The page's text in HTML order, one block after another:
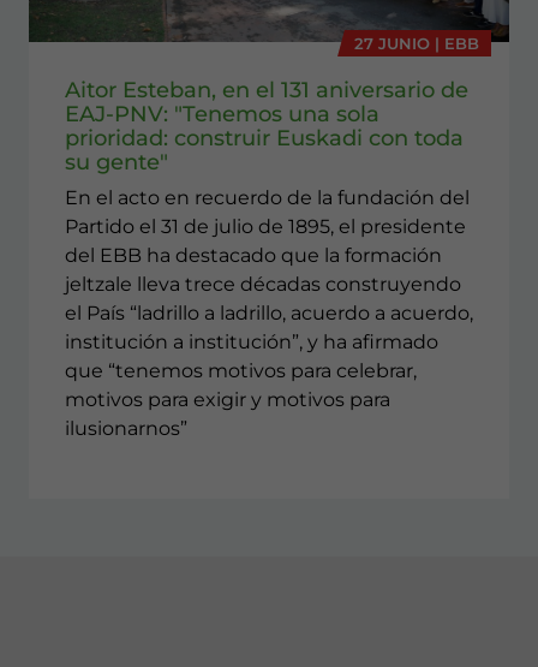
27 JUNIO | EBB
Aitor Esteban, en el 131 aniversario de
EAJ-PNV: "Tenemos una sola
prioridad: construir Euskadi con toda
su gente"
En el acto en recuerdo de la fundación del
Partido el 31 de julio de 1895, el presidente
del EBB ha destacado que la formación
jeltzale lleva trece décadas construyendo
el País “ladrillo a ladrillo, acuerdo a acuerdo,
institución a institución”, y ha afirmado
que “tenemos motivos para celebrar,
motivos para exigir y motivos para
ilusionarnos”